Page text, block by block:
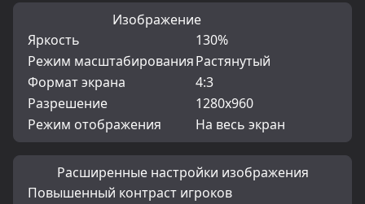
Изображение
Яркость
130%
Режим масштабированияРастянутый
Формат экрана
4:3
Разрешение
1280x960
Режим отображения
На весь экран
Расширенные настройки изображения
Повышенный контраст игроков